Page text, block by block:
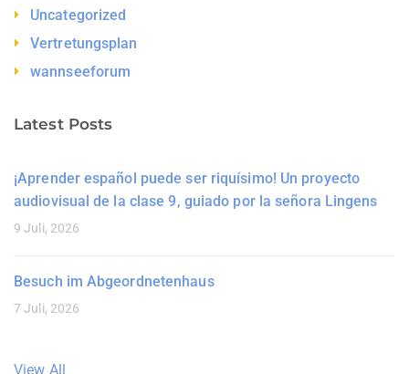
Uncategorized
Vertretungsplan
wannseeforum
Latest Posts
¡Aprender español puede ser riquísimo! Un proyecto
audiovisual de la clase 9, guiado por la señora Lingens
9 Juli, 2026
Besuch im Abgeordnetenhaus
7 Juli, 2026
View All